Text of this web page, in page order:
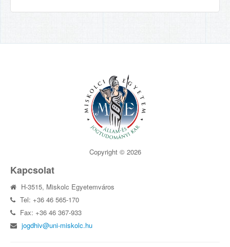
Copyright © 2026
Kapcsolat
H-3515, Miskolc Egyetemváros
Tel: +36 46 565-170
Fax: +36 46 367-933
jogdhiv@uni-miskolc.hu